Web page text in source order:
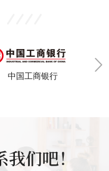
中国工商银行
们吧！